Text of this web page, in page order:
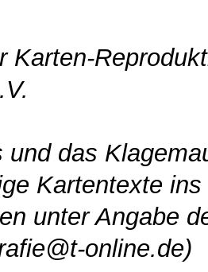
Karten-
und das
Kartentexte
unter Angabe
online.de)